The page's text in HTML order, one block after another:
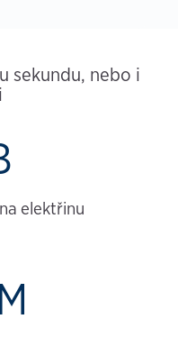
sekundu, nebo i
elektřinu